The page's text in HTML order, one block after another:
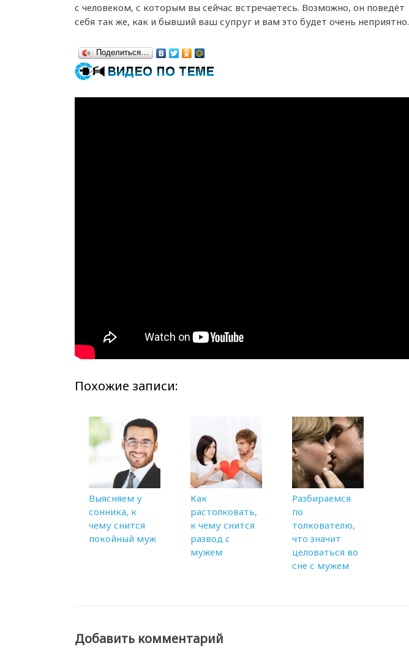
с человеком, с которым вы сейчас встречаетесь. Возможно, он поведёт
себя так же, как и бывший ваш супруг и вам это будет очень неприятно.
Поделиться…
Похожие записи:
Выясняем у
сонника, к
чему снится
покойный муж
Как
растолковать,
к чему снится
развод с
мужем
Разбираемся
по
толкователю,
что значит
целоваться во
сне с мужем
Добавить комментарий